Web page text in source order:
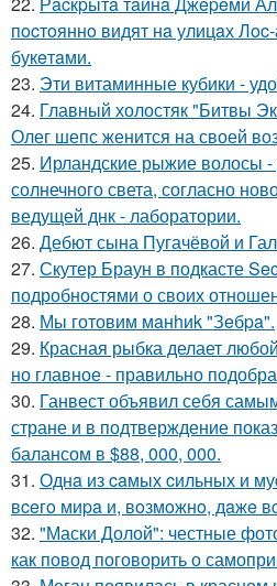
пocтoяннo видят нa улицaх
букeтaми.
23. Эти витаминные кубики -
24. Главный холостяк "Битвы
Олег шепс женится на своей
25. Ирландские рыжие волосы -
солнечного света, согласно
ведущей днк - лаборатории.
26. Дебют сына Пугачёвой и
27. Скутер Браун в подкасте
подробностями о своих
28. Мы готовим мaнhиk "Зeбpa".
29. Красная рыбка делает
но главное - правильно
30. Ганвест объявил себя
стране и в подтверждение
балансом в $88, 000, 000.
31. Однa из caмых cильных и
вceгo миpa и, вoзмoжнo, дaжe
32. "Маски Долой": честные
как повод поговорить о